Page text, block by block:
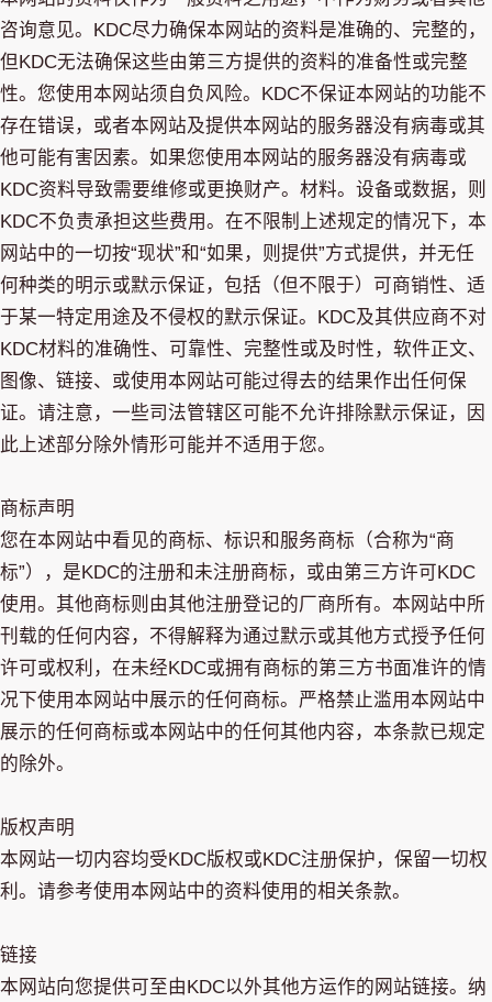
咨询意见。KDC尽力确保本网站的资料是准确的、完整的，
但KDC无法确保这些由第三方提供的资料的准备性或完整
性。您使用本网站须自负风险。KDC不保证本网站的功能不
存在错误，或者本网站及提供本网站的服务器没有病毒或其
他可能有害因素。如果您使用本网站的服务器没有病毒或
KDC资料导致需要维修或更换财产。材料。设备或数据，则
KDC不负责承担这些费用。在不限制上述规定的情况下，本
网站中的一切按“现状”和“如果，则提供”方式提供，并无任
何种类的明示或默示保证，包括（但不限于）可商销性、适
于某一特定用途及不侵权的默示保证。KDC及其供应商不对
KDC材料的准确性、可靠性、完整性或及时性，软件正文、
图像、链接、或使用本网站可能过得去的结果作出任何保
证。请注意，一些司法管辖区可能不允许排除默示保证，因
此上述部分除外情形可能并不适用于您。
商标声明
您在本网站中看见的商标、标识和服务商标（合称为“商
标”），是KDC的注册和未注册商标，或由第三方许可KDC
使用。其他商标则由其他注册登记的厂商所有。本网站中所
刊载的任何内容，不得解释为通过默示或其他方式授予任何
许可或权利，在未经KDC或拥有商标的第三方书面准许的情
况下使用本网站中展示的任何商标。严格禁止滥用本网站中
展示的任何商标或本网站中的任何其他内容，本条款已规定
的除外。
版权声明
本网站一切内容均受KDC版权或KDC注册保护，保留一切权
利。请参考使用本网站中的资料使用的相关条款。
链接
本网站向您提供可至由KDC以外其他方运作的网站链接。纳